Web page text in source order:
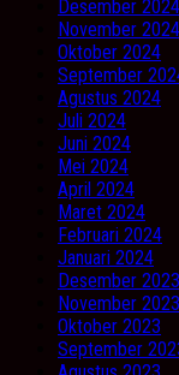
Desember 2024
November 2024
Oktober 2024
September
Agustus 2024
Juli 2024
Juni 2024
Mei 2024
April 2024
Maret 2024
Februari 2024
Januari 2024
Desember 2023
November 2023
Oktober 2023
September